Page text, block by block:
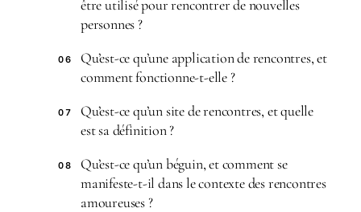
être utilisé pour rencontrer de nouvelles
personnes ?
06
Qu’est-ce qu’une application de rencontres, et
comment fonctionne-t-elle ?
07
Qu’est-ce qu’un site de rencontres, et quelle
est sa définition ?
08
Qu’est-ce qu’un béguin, et comment se
manifeste-t-il dans le contexte des rencontres
amoureuses ?